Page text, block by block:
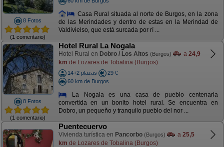
8 Fotos
(1 comentario)
Casa Rural situada al norte de Burgos, en la zona
de las Merindades y dentro de estas en la Merindad de
Valdivielso, que está surcada por rí ...
8 Fotos
(1 comentario)
Hotel Rural La Nogala
Hotel Rural en Dobro / Los Altos (Burgos) a 24,9
km de Lozares de Tobalina (Burgos)
14+2 plazas
29 €
60 km de Burgos
La Nogala es una casa de pueblo centenaria
convertida en un bonito hotel rural. Se encuentra en
Dobro, un pequeño y tranquilo pueblo del nor ...
Puentecuervo
Vivienda turística en Pancorbo (Burgos) a 25,5
km de Lozares de Tobalina (Burgos)